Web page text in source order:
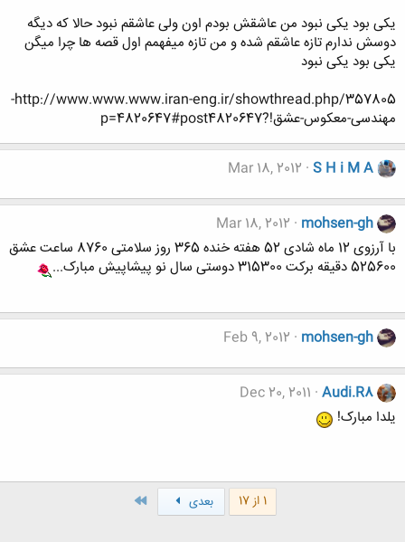
یکی بود یکی نبود من عاشقش بودم اون ولی عاشقم نبود حالا که دیگه
دوسش ندارم تازه عاشقم شده و من تازه میفهمم اول قصه ها چرا میگن
یکی بود یکی نبود
http://www.www.www.iran-eng.ir/showthread.php/357805-
مهندسی-معکوس-عشق!?p=4820647#post4820647
S H i M A
Mar 18, 2012
mohsen-gh
Mar 18, 2012
با آرزوی 12 ماه شادی 52 هفته خنده 365 روز سلامتی 8760 ساعت عشق
525600 دقیقه برکت 315300 دوستی سال نو پیشاپیش مبارک...
mohsen-gh
Feb 9, 2012
Audi.R8
Dec 20, 2011
یلدا مبارک!
1 از 17 بعدی